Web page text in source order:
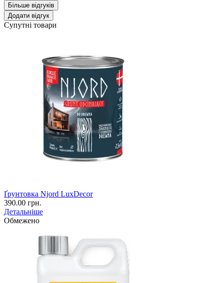
Більше відгуків
Додати відгук
Супутні товари
Ґрунтовка Njord LuxDecor
390.00 грн.
Детальніше
Обмежено